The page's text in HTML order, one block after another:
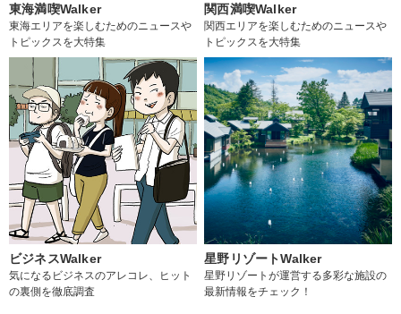
東海満喫Walker
東海エリアを楽しむためのニュースや
トピックスを大特集
関西満喫Walker
関西エリアを楽しむためのニュースや
トピックスを大特集
ビジネスWalker
気になるビジネスのアレコレ、ヒット
の裏側を徹底調査
星野リゾートWalker
星野リゾートが運営する多彩な施設の
最新情報をチェック！